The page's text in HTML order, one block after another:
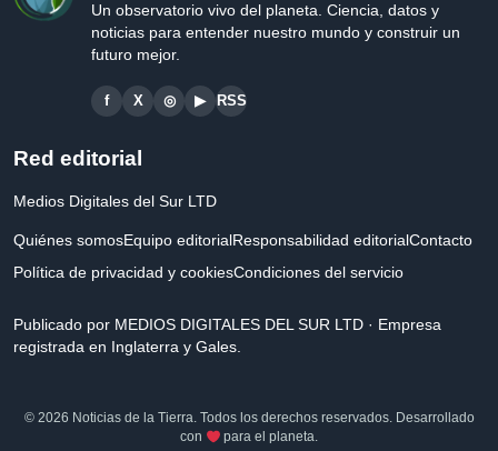
Un observatorio vivo del planeta. Ciencia, datos y
noticias para entender nuestro mundo y construir un
futuro mejor.
f X ◎ ▶ RSS
Red editorial
Medios Digitales del Sur LTD
Quiénes somosEquipo editorialResponsabilidad editorialContacto
Política de privacidad y cookiesCondiciones del servicio
Publicado por MEDIOS DIGITALES DEL SUR LTD · Empresa
registrada en Inglaterra y Gales.
© 2026 Noticias de la Tierra. Todos los derechos reservados. Desarrollado
con
para el planeta.